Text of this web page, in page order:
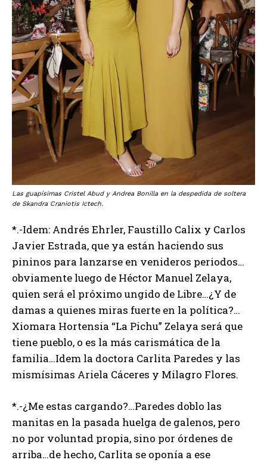
Las guapísimas Cristel Abud y Andrea Bonilla en la despedida de soltera
de Skandra Craniotis Ictech.
*.-Idem: Andrés Ehrler, Faustillo Calix y Carlos
Javier Estrada, que ya están haciendo sus
pininos para lanzarse en venideros periodos…
obviamente luego de Héctor Manuel Zelaya,
quien será el próximo ungido de Libre…¿Y de
damas a quienes miras fuerte en la política?…
Xiomara Hortensia “La Pichu” Zelaya será que
tiene pueblo, o es la más carismática de la
familia…Idem la doctora Carlita Paredes y las
mismísimas Ariela Cáceres y Milagro Flores.
*.-¿Me estas cargando?…Paredes doblo las
manitas en la pasada huelga de galenos, pero
no por voluntad propia, sino por órdenes de
arriba…de hecho, Carlita se oponía a ese